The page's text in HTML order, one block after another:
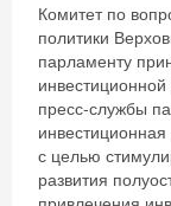
Комитет по
политики
парламенту
пресс-службы
с целью
развития